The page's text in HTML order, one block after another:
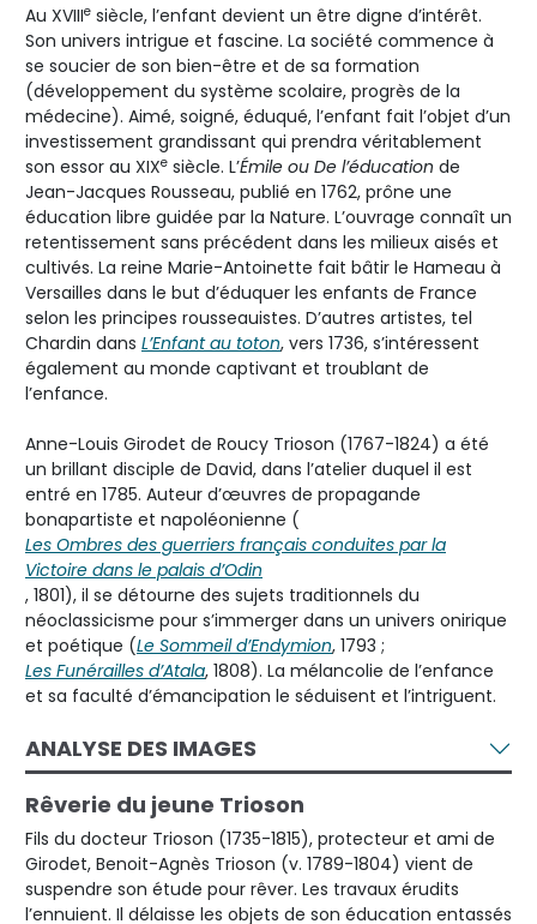
Au XVIIIe siècle, l’enfant devient un être digne d’intérêt.
Son univers intrigue et fascine. La société commence à
se soucier de son bien-être et de sa formation
(développement du système scolaire, progrès de la
médecine). Aimé, soigné, éduqué, l’enfant fait l’objet d’un
investissement grandissant qui prendra véritablement
son essor au XIXe siècle. L’Émile ou De l’éducation de
Jean-Jacques Rousseau, publié en 1762, prône une
éducation libre guidée par la Nature. L’ouvrage connaît un
retentissement sans précédent dans les milieux aisés et
cultivés. La reine Marie-Antoinette fait bâtir le Hameau à
Versailles dans le but d’éduquer les enfants de France
selon les principes rousseauistes. D’autres artistes, tel
Chardin dans L’Enfant au toton, vers 1736, s’intéressent
également au monde captivant et troublant de
l’enfance.
Anne-Louis Girodet de Roucy Trioson (1767-1824) a été
un brillant disciple de David, dans l’atelier duquel il est
entré en 1785. Auteur d’œuvres de propagande
bonapartiste et napoléonienne (
Les Ombres des guerriers français conduites par la
Victoire dans le palais d’Odin
, 1801), il se détourne des sujets traditionnels du
néoclassicisme pour s’immerger dans un univers onirique
et poétique (Le Sommeil d’Endymion, 1793 ;
Les Funérailles d’Atala, 1808). La mélancolie de l’enfance
et sa faculté d’émancipation le séduisent et l’intriguent.
ANALYSE DES IMAGES
Rêverie du jeune Trioson
Fils du docteur Trioson (1735-1815), protecteur et ami de
Girodet, Benoit-Agnès Trioson (v. 1789-1804) vient de
suspendre son étude pour rêver. Les travaux érudits
l’ennuient. Il délaisse les objets de son éducation entassés